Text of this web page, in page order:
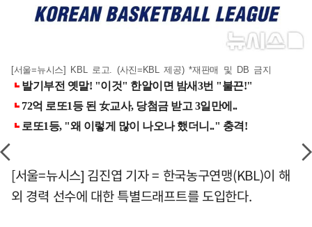
[서울=뉴시스] KBL 로고. (사진=KBL 제공) *재판매 및 DB 금지
[서울=뉴시스] 김진엽 기자 = 한국농구연맹(KBL)이 해
외 경력 선수에 대한 특별드래프트를 도입한다.